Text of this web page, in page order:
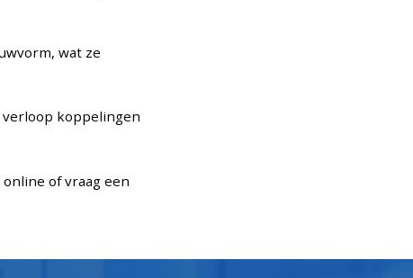
wat ze
koppelingen
of vraag een